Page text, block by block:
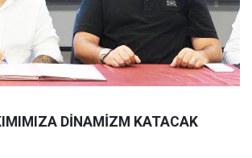
DİNAMİZM KATACAK